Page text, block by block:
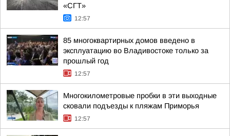
«СГТ»
12:57
85 многоквартирных домов введено в
эксплуатацию во Владивостоке только за
прошлый год
12:57
Многокилометровые пробки в эти выходные
сковали подъезды к пляжам Приморья
12:57